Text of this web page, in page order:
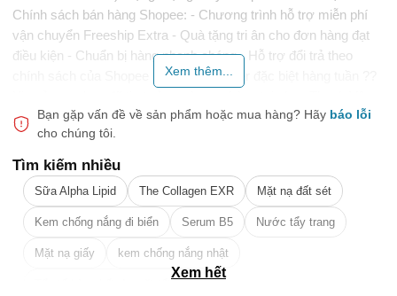
Chính sách bán hàng Shopee: - Chương trình hỗ trợ miễn phí
vận chuyển Freeship Extra - Quà tặng tri ân cho đơn hàng đạt
điều kiện - Chuẩn bị hàng nhanh chóng - Hỗ trợ đổi trả theo
chính sách của Shopee - Ưu đãi voucher đặc biệt hàng tuần ??
Kitchen, nếu có bất cứ vấn đề hay thắc mắc bạn đừng vội đánh
giá mà hãy liên hệ shop qua mục Shopee Chat để được hỗ trợ
nhanh chóng và chi tiết bạn nhé! ------------- #thanhvan
#thanhvankitchen #kitchen #giadung #dungcubep #dodungbep
#vatdungbep #thanhganthucdon #ganthucdon #thanhghichu
#thanhganbantin
Xem thêm...
Bạn gặp vấn đề về sản phẩm hoặc mua hàng? Hãy báo lỗi
cho chúng tôi.
Tìm kiếm nhiều
Sữa Alpha Lipid The Collagen EXR Mặt nạ đất sét
Kem chống nắng đi biển Serum B5 Nước tẩy trang
Mặt nạ giấy kem chống nắng nhật
Xem hết
Mã Giảm Giá Dành Riêng Cho Bạn